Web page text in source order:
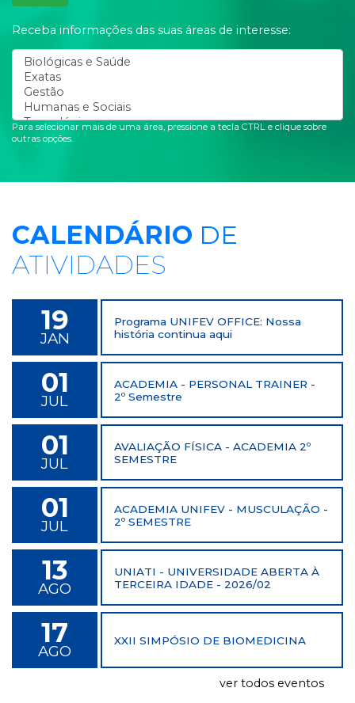
Receba informações das suas áreas de interesse:
Para selecionar mais de uma área, pressione a tecla CTRL e clique sobre
outras opções.
CALENDÁRIO DE
ATIVIDADES
19
JAN
Programa UNIFEV OFFICE: Nossa
história continua aqui
01
JUL
ACADEMIA - PERSONAL TRAINER -
2º Semestre
01
JUL
AVALIAÇÃO FÍSICA - ACADEMIA 2º
SEMESTRE
01
JUL
ACADEMIA UNIFEV - MUSCULAÇÃO -
2º SEMESTRE
13
AGO
UNIATI - UNIVERSIDADE ABERTA À
TERCEIRA IDADE - 2026/02
17
AGO
XXII SIMPÓSIO DE BIOMEDICINA
ver todos eventos